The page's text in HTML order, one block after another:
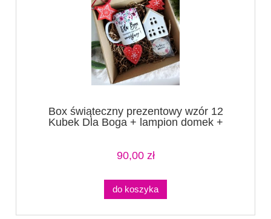
Box świąteczny prezentowy wzór 12
Kubek Dla Boga + lampion domek +
90,00 zł
do koszyka